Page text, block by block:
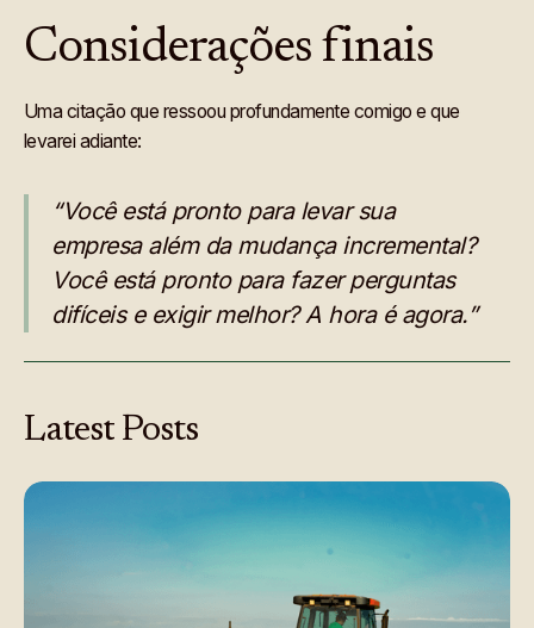
Considerações finais
Uma citação que ressoou profundamente comigo e que
levarei adiante:
“Você está pronto para levar sua
empresa além da mudança incremental?
Você está pronto para fazer perguntas
difíceis e exigir melhor? A hora é agora.”
Latest Posts